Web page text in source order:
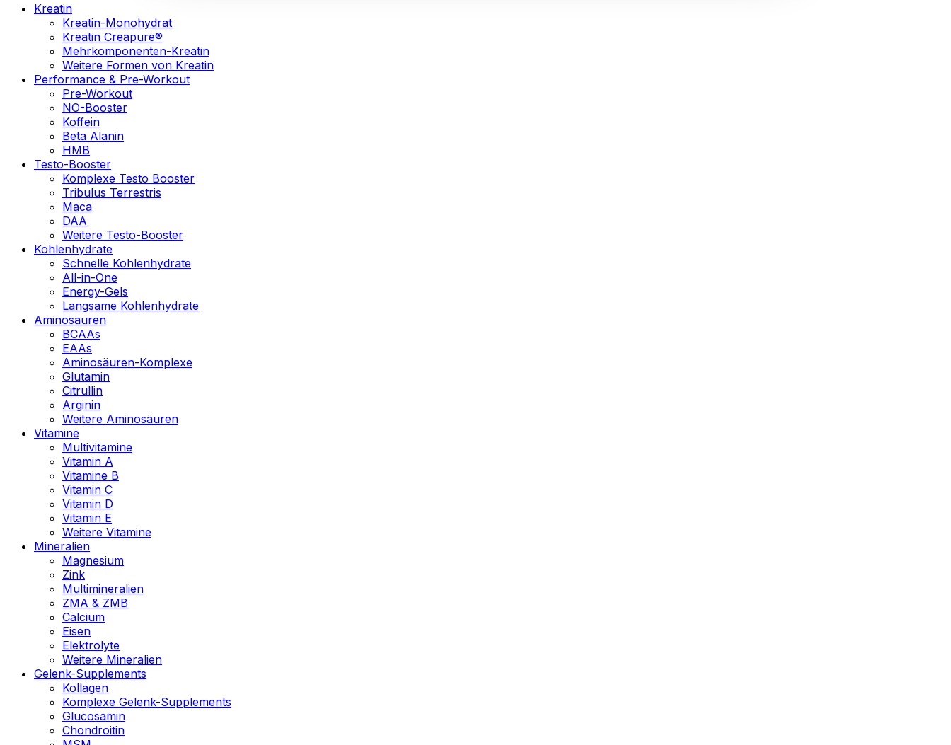
Kreatin
Kreatin-Monohydrat
Kreatin Creapure®
Mehrkomponenten-Kreatin
Weitere Formen von Kreatin
Performance & Pre-Workout
Pre-Workout
NO-Booster
Koffein
Beta Alanin
HMB
Testo-Booster
Komplexe Testo Booster
Tribulus Terrestris
Maca
DAA
Weitere Testo-Booster
Kohlenhydrate
Schnelle Kohlenhydrate
All-in-One
Energy-Gels
Langsame Kohlenhydrate
Aminosäuren
BCAAs
EAAs
Aminosäuren-Komplexe
Glutamin
Citrullin
Arginin
Weitere Aminosäuren
Vitamine
Multivitamine
Vitamin A
Vitamine B
Vitamin C
Vitamin D
Vitamin E
Weitere Vitamine
Mineralien
Magnesium
Zink
Multimineralien
ZMA & ZMB
Calcium
Eisen
Elektrolyte
Weitere Mineralien
Gelenk-Supplements
Kollagen
Komplexe Gelenk-Supplements
Glucosamin
Chondroitin